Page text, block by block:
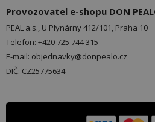
Provozovatel e-shopu DON
PEAL a.s., U Plynárny 412/101, Praha 10
Telefon: +420 725 744 315
E-mail: objednavky@donpealo.cz
DIČ: CZ25775634